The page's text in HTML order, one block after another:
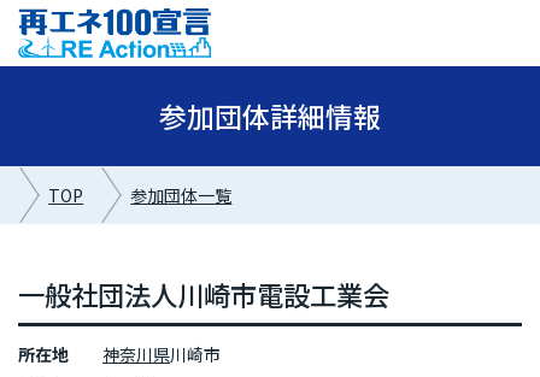
参加団体詳細情報
TOP 参加団体一覧
一般社団法人川崎市電設工業会
所在地 神奈川県川崎市